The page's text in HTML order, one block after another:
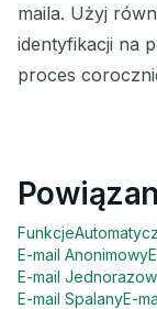
maila. Użyj
identyfikacji na
proces
Funkcje
E-mail Anonimowy
E-mail
E-mail SpalanyE-